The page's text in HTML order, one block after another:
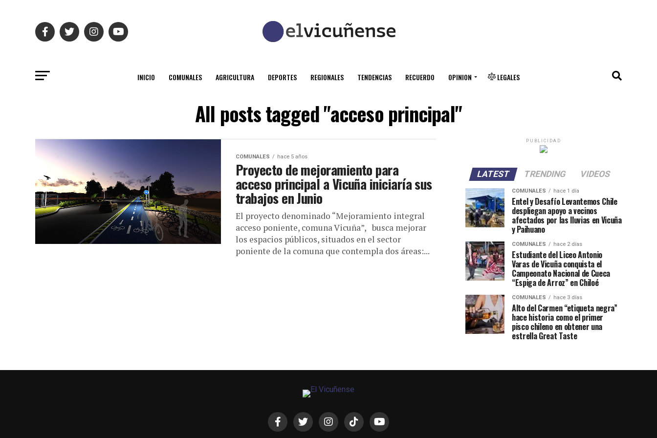
INICIO COMUNALES AGRICULTURA DEPORTES REGIONALES TENDENCIAS RECUERDO OPINION LEGALES
All posts tagged "acceso principal"
COMUNALES hace 5 años
Proyecto de mejoramiento para
acceso principal a Vicuña iniciaría sus
trabajos en Junio
El proyecto denominado “Mejoramiento integral
acceso poniente, comuna Vicuña”, busca mejorar
los espacios públicos, situados en el sector
poniente de la comuna que contempla dos áreas:...
PUBLICIDAD
LATEST TRENDING VIDEOS
COMUNALES hace 1 día
Entel y Desafío Levantemos Chile
despliegan apoyo a vecinos
afectados por las lluvias en Vicuña
y Paihuano
COMUNALES hace 2 días
Estudiante del Liceo Antonio
Varas de Vicuña conquista el
Campeonato Nacional de Cueca
“Espiga de Arroz” en Chiloé
COMUNALES hace 3 días
Alto del Carmen “etiqueta negra”
hace historia como el primer
pisco chileno en obtener una
estrella Great Taste